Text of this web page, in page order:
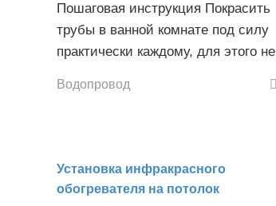
Пошаговая инструкция Покрасить
трубы в ванной комнате под силу
практически каждому, для этого не
Водопровод
Установка инфракрасного
обогревателя на потолок